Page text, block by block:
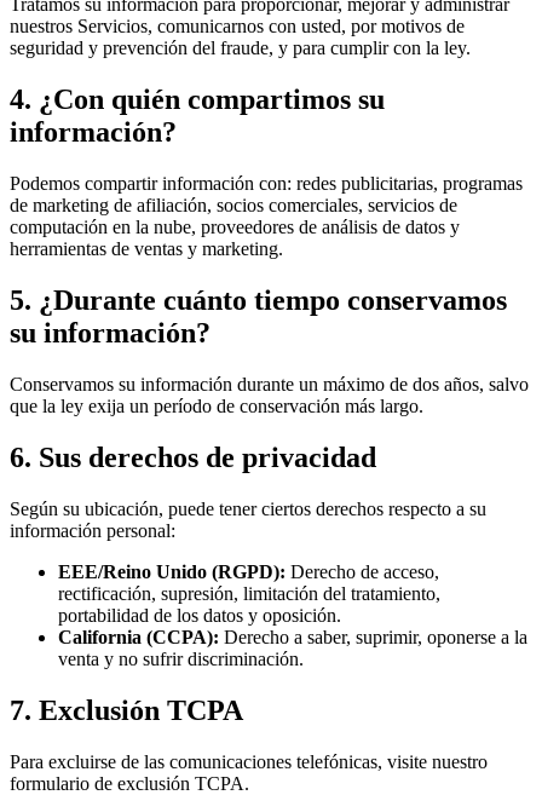
Tratamos su información para proporcionar, mejorar y administrar
nuestros Servicios, comunicarnos con usted, por motivos de
seguridad y prevención del fraude, y para cumplir con la ley.
4. ¿Con quién compartimos su
información?
Podemos compartir información con: redes publicitarias, programas
de marketing de afiliación, socios comerciales, servicios de
computación en la nube, proveedores de análisis de datos y
herramientas de ventas y marketing.
5. ¿Durante cuánto tiempo conservamos
su información?
Conservamos su información durante un máximo de dos años, salvo
que la ley exija un período de conservación más largo.
6. Sus derechos de privacidad
Según su ubicación, puede tener ciertos derechos respecto a su
información personal:
EEE/Reino Unido (RGPD): Derecho de acceso,
rectificación, supresión, limitación del tratamiento,
portabilidad de los datos y oposición.
California (CCPA): Derecho a saber, suprimir, oponerse a la
venta y no sufrir discriminación.
7. Exclusión TCPA
Para excluirse de las comunicaciones telefónicas, visite nuestro
formulario de exclusión TCPA.